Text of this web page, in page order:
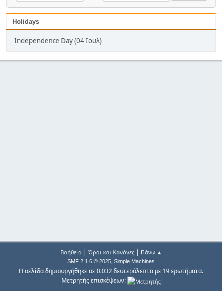
Holidays
Independence Day (04 Ιουλ)
Βοήθεια| Όροι και Κανόνες| Πάνω ▲
SMF 2.1.6 © 2025, Simple Machines
Η σελίδα δημιουργήθηκε σε 0.032 δευτερόλεπτα με 19 ερωτήματα.
Μετρητής επισκέψεων: